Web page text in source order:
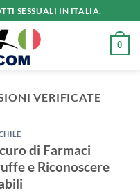
SESSUALI IN ITALIA.
0
VERIFICATE
di Farmaci
e Riconoscere